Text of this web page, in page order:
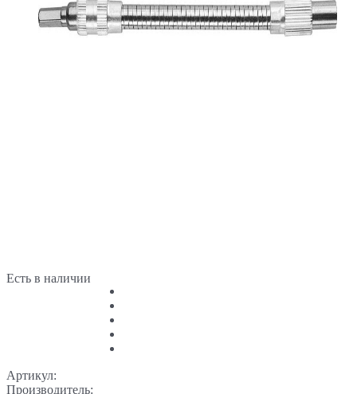
Есть в наличии
Артикул:
Производитель: